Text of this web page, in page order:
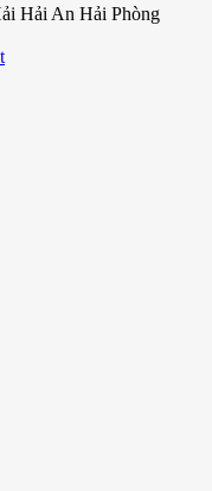
Hải An Hải Phòng